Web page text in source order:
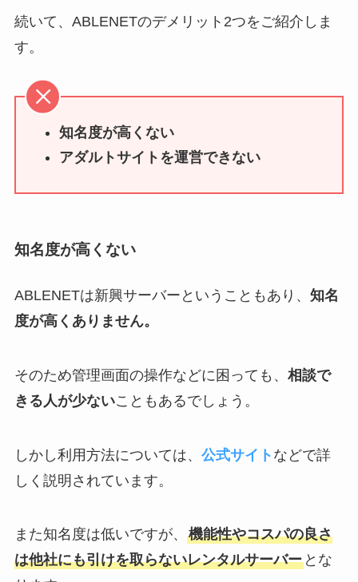
続いて、ABLENETのデメリット2つをご紹介しま
す。
知名度が高くない
アダルトサイトを運営できない
知名度が高くない
ABLENETは新興サーバーということもあり、 知名
度が高くありません。
そのため管理画面の操作などに困っても、 相談で
きる人が少ないこともあるでしょう。
しかし利用方法については、 公式サイト などで詳
しく説明されています。
また知名度は低いですが、 機能性やコスパの良さ
は他社にも引けを取らないレンタルサーバーとな